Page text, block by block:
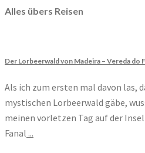
Alles übers Reisen
Der Lorbeerwald von Madeira – Vereda do
Als ich zum ersten mal davon las,
mystischen Lorbeerwald gäbe,
meinen vorletzen Tag auf der
Fanal ...